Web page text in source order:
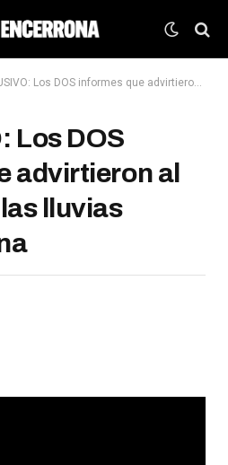
Los DOS informes que advirtieron al gobierno de las lluvias #LaEncerrona
Los DOS
advirtieron al
lluvias